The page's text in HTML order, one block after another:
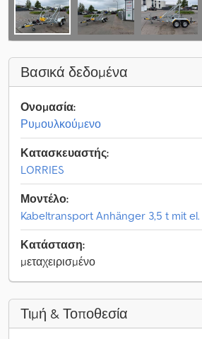
Βασικά δεδομένα
Ονομασία:
Ρυμουλκούμενο
Κατασκευαστής:
LORRIES
Μοντέλο:
Kabeltransport Anhänger 3,5 t mit
Κατάσταση:
μεταχειρισμένο
Τιμή & Τοποθεσία